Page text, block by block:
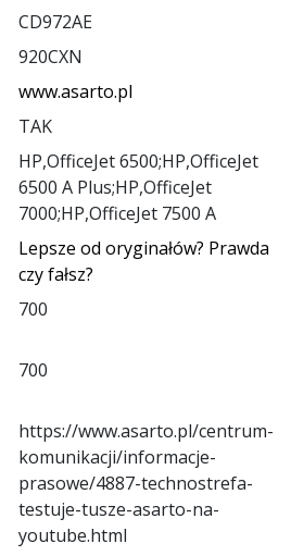
CD972AE
920CXN
www.asarto.pl
TAK
HP,OfficeJet 6500;HP,OfficeJet
6500 A Plus;HP,OfficeJet
7000;HP,OfficeJet 7500 A
Lepsze od oryginałów? Prawda
czy fałsz?
700
700
https://www.asarto.pl/centrum-
komunikacji/informacje-
prasowe/4887-technostrefa-
testuje-tusze-asarto-na-
youtube.html